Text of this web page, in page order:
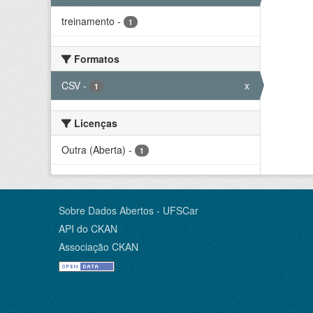
treinamento - 1
Formatos
CSV - 1 x
Licenças
Outra (Aberta) - 1
Sobre Dados Abertos - UFSCar
API do CKAN
Associação CKAN